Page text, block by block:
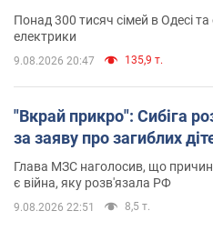
Понад 300 тисяч сімей в Одесі
електрики
9.08.2026 20:47 135,9 т.
"Вкрай прикро": Сибіга
за заяву про загиблих
Глава МЗС наголосив, що
є війна, яку розв'язала РФ
9.08.2026 22:51 8,5 т.